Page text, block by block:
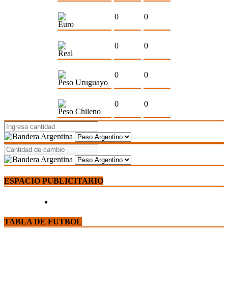
Euro
0 0
Real
0 0
Peso Uruguayo
0 0
Peso Chileno
0 0
ESPACIO PUBLICITARIO
TABLA DE FUTBOL